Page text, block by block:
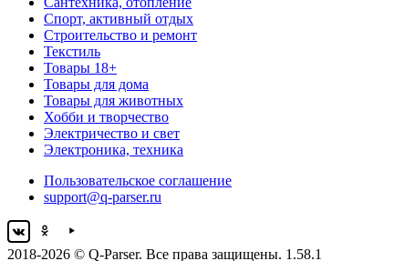
Спорт, активный отдых
Строительство и ремонт
Текстиль
Товары 18+
Товары для дома
Товары для животных
Хобби и творчество
Электричество и свет
Электроника, техника
Пользовательское соглашение
support@q-parser.ru
2018-2026 © Q-Parser. Все права защищены. 1.58.1